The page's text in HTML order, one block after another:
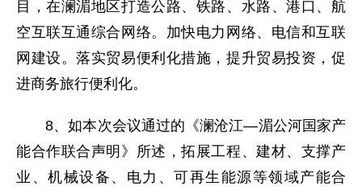
目，在澜湄地区打造公路、铁路、水路、港口、航
空互联互通综合网络。加快电力网络、电信和互联
网建设。落实贸易便利化措施，提升贸易投资，促
进商务旅行便利化。
8、如本次会议通过的《澜沧江—湄公河国家产
能合作联合声明》所述，拓展工程、建材、支撑产
业、机械设备、电力、可再生能源等领域产能合